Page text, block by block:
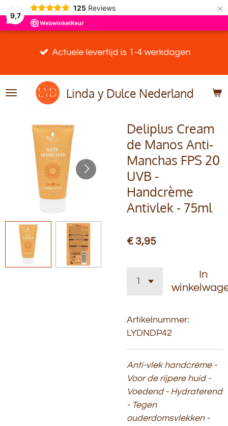
9,7
125 Reviews ×
Linda y Dulce Nederland
Actuele levertijd is 1-4 werkdagen
Deliplus Cream
de Manos Anti-
Manchas FPS 20
UVB -
Handcrème
Antivlek - 75ml
€ 3,95
In
Artikelnummer:
LYDNDP42
Anti-vlek handcrème -
Voor de rijpere huid -
Voedend - Hydraterend
- Tegen
ouderdomsvlekken -